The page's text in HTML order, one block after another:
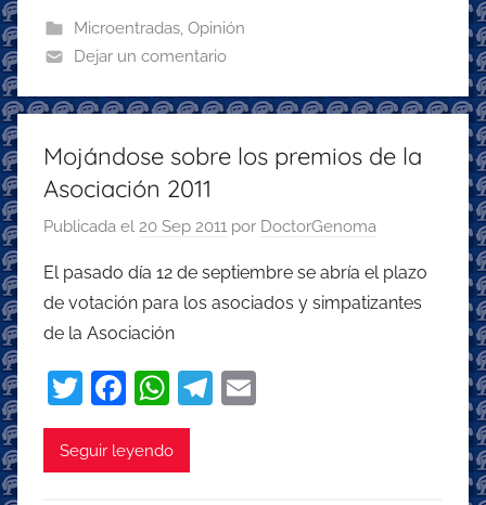
b
o
o
k
A
p
p
a
m
Microentradas, Opinión
Dejar un comentario
Mojándose sobre los premios de la
Asociación 2011
Publicada el 20 Sep 2011 por DoctorGenoma
El pasado día 12 de septiembre se abría el plazo
de votación para los asociados y simpatizantes
de la Asociación
T
w
itt
F
a
c
W
h
at
T
Seguir leyendo